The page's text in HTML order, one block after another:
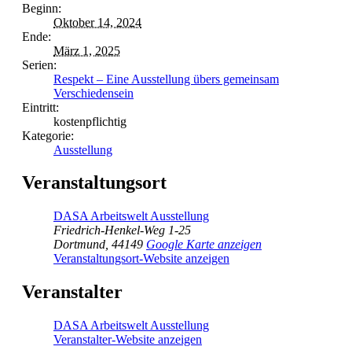
Beginn:
Oktober 14, 2024
Ende:
März 1, 2025
Serien:
Respekt – Eine Ausstellung übers gemeinsam
Verschiedensein
Eintritt:
kostenpflichtig
Kategorie:
Ausstellung
Veranstaltungsort
DASA Arbeitswelt Ausstellung
Friedrich-Henkel-Weg 1-25
Dortmund 44149 Google Karte anzeigen
Veranstaltungsort-Website anzeigen
Veranstalter
DASA Arbeitswelt Ausstellung
Veranstalter-Website anzeigen